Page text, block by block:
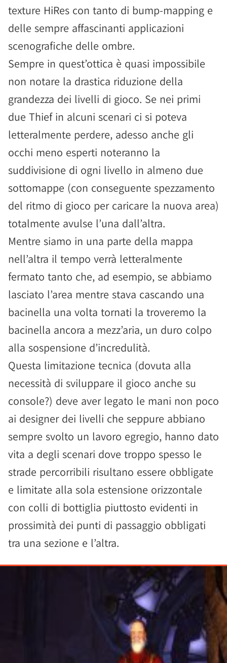
texture HiRes con tanto di bump-mapping e
delle sempre affascinanti applicazioni
scenografiche delle ombre.
Sempre in quest’ottica è quasi impossibile
non notare la drastica riduzione della
grandezza dei livelli di gioco. Se nei primi
due Thief in alcuni scenari ci si poteva
letteralmente perdere, adesso anche gli
occhi meno esperti noteranno la
suddivisione di ogni livello in almeno due
sottomappe (con conseguente spezzamento
del ritmo di gioco per caricare la nuova area)
totalmente avulse l’una dall’altra.
Mentre siamo in una parte della mappa
nell’altra il tempo verrà letteralmente
fermato tanto che, ad esempio, se abbiamo
lasciato l’area mentre stava cascando una
bacinella una volta tornati la troveremo la
bacinella ancora a mezz’aria, un duro colpo
alla sospensione d’incredulità.
Questa limitazione tecnica (dovuta alla
necessità di sviluppare il gioco anche su
console?) deve aver legato le mani non poco
ai designer dei livelli che seppure abbiano
sempre svolto un lavoro egregio, hanno dato
vita a degli scenari dove troppo spesso le
strade percorribili risultano essere obbligate
e limitate alla sola estensione orizzontale
con colli di bottiglia piuttosto evidenti in
prossimità dei punti di passaggio obbligati
tra una sezione e l’altra.